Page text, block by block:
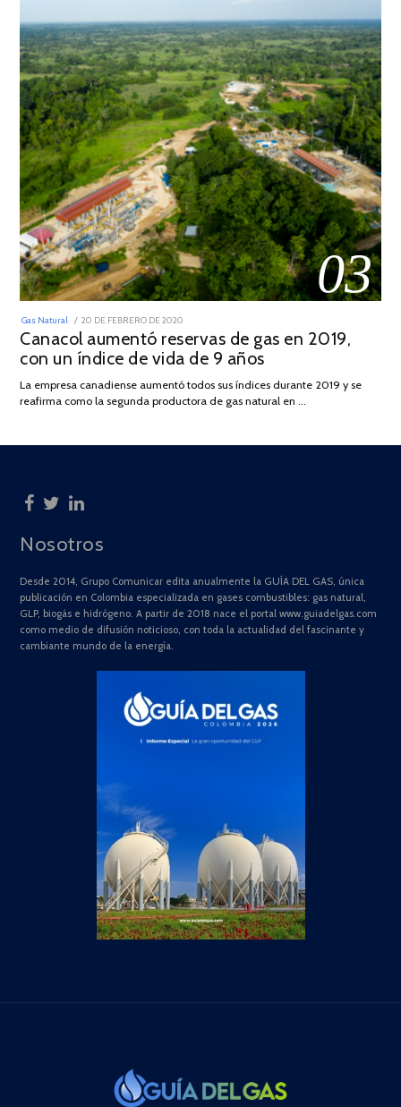
03
Gas Natural
POSTED
ON
20 DE FEBRERO DE 2020
DE
JULIO
DE
Canacol aumentó reservas de gas en 2019,
con un índice de vida de 9 años
La empresa canadiense aumentó todos sus índices durante 2019 y se
reafirma como la segunda productora de gas natural en …
Nosotros
Desde 2014, Grupo Comunicar edita anualmente la GUÍA DEL GAS, única
publicación en Colombia especializada en gases combustibles: gas natural,
GLP, biogás e hidrógeno. A partir de 2018 nace el portal www.guiadelgas.com
como medio de difusión noticioso, con toda la actualidad del fascinante y
cambiante mundo de la energía.